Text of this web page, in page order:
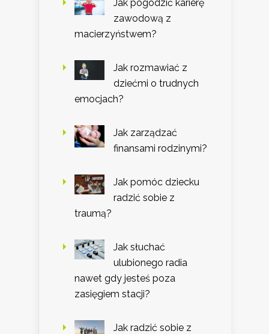
Jak pogodzić karierę
zawodową z
macierzyństwem?
Jak rozmawiać z
dziećmi o trudnych
emocjach?
Jak zarządzać
finansami rodzinymi?
Jak pomóc dziecku
radzić sobie z
traumą?
Jak słuchać
ulubionego radia
nawet gdy jesteś poza
zasięgiem stacji?
Jak radzić sobie z